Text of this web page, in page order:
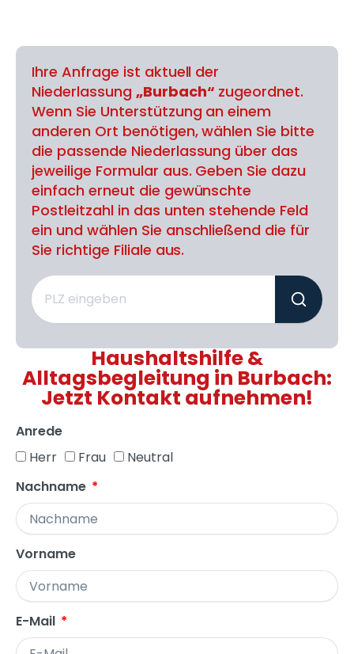
Ihre Anfrage ist aktuell der
Niederlassung „Burbach“ zugeordnet.
Wenn Sie Unterstützung an einem
anderen Ort benötigen, wählen Sie bitte
die passende Niederlassung über das
jeweilige Formular aus. Geben Sie dazu
einfach erneut die gewünschte
Postleitzahl in das unten stehende Feld
ein und wählen Sie anschließend die für
Sie richtige Filiale aus.
Haushaltshilfe &
Alltagsbegleitung in Burbach:
Jetzt Kontakt aufnehmen!
Anrede
Herr
Frau
Neutral
Nachname
Vorname
E-Mail